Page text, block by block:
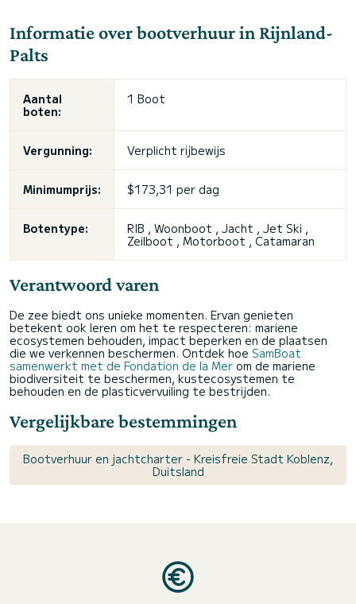
Informatie over bootverhuur in Rijnland-
Palts
Aantal
boten:
1 Boot
Vergunning: Verplicht rijbewijs
Minimumprijs: $173,31 per dag
Botentype:
RIB , Woonboot , Jacht , Jet Ski ,
Zeilboot , Motorboot , Catamaran
Verantwoord varen
De zee biedt ons unieke momenten. Ervan genieten
betekent ook leren om het te respecteren: mariene
ecosystemen behouden, impact beperken en de plaatsen
die we verkennen beschermen. Ontdek hoe SamBoat
samenwerkt met de Fondation de la Mer om de mariene
biodiversiteit te beschermen, kustecosystemen te
behouden en de plasticvervuiling te bestrijden.
Vergelijkbare bestemmingen
Bootverhuur en jachtcharter - Kreisfreie Stadt Koblenz,
Duitsland